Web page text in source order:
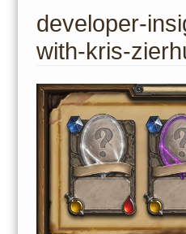
content
developer-
with-kris-